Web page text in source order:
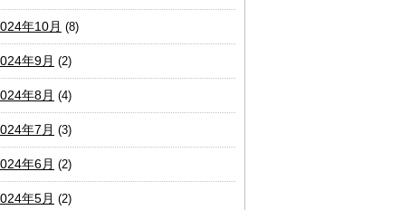
年10月 (8)
年9月 (2)
年8月 (4)
年7月 (3)
年6月 (2)
年5月 (2)